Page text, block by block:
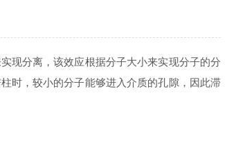
现分离，该效应根据分子大小来实现分子的分
时，较小的分子能够进入介质的孔隙，因此滞